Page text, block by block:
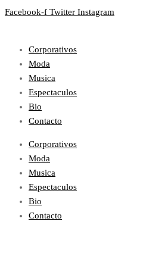
Facebook-f Twitter Instagram
Corporativos
Moda
Musica
Espectaculos
Bio
Contacto
Corporativos
Moda
Musica
Espectaculos
Bio
Contacto